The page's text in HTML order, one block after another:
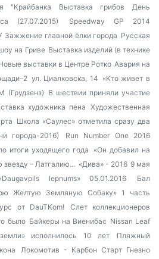
"Крайбанка
Выставка грибов
День
(27.07.2015)
Speedway GP 2014
Зажжение главной ёлки города Русская
на Гриве Выставка изделий (в технике
выставки в Центре Ротко Авария на
2 ул. Циалковска, 14 «Кто живет в
(Грудзенз) В шествии приняли участие
художника пена
Художественная
Школа «Саулес» отметила сразу два
города-2016)
Run Number One 2016
итоги уходящего года
«Он добавил на
звезду – Латгалию… «Дива» - 2016 9 мая
lepnums» 05.01.2016
Бал
Желтую Земляную Собаку» 1 часть
от DauTKom!
Слет коллекционеров
было Байкеры на Виенибас Nissan Leaf
исполнилось 10 лет
Пляжный
Локомотив - Карбон Старт Гнезно